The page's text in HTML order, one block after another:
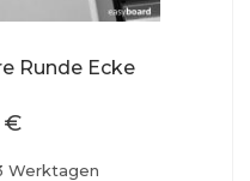
Runde Ecke
Werktagen
€